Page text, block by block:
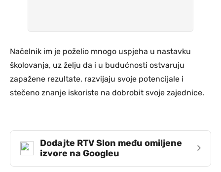
Načelnik im je poželio mnogo uspjeha u nastavku
školovanja, uz želju da i u budućnosti ostvaruju
zapažene rezultate, razvijaju svoje potencijale i
stečeno znanje iskoriste na dobrobit svoje zajednice.
Dodajte RTV Slon među omiljene
izvore na Googleu
›